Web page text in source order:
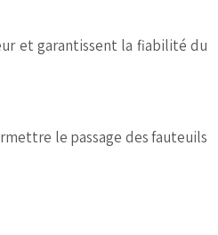
et garantissent la fiabilité du
le passage des fauteuils